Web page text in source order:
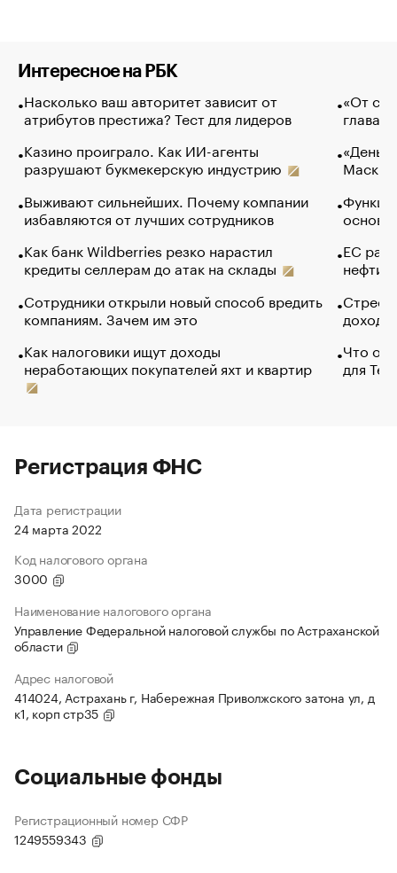
Интересное на РБК
Насколько ваш авторитет зависит от
атрибутов престижа? Тест для лидеров
Казино проиграло. Как ИИ-агенты
разрушают букмекерскую индустрию
Выживают сильнейших. Почему компании
избавляются от лучших сотрудников
Как банк Wildberries резко нарастил
кредиты селлерам до атак на склады
Сотрудники открыли новый способ вредить
компаниям. Зачем им это
Как налоговики ищут доходы
неработающих покупателей яхт и квартир
«От
глава
Маск в
основ
ЕС
нефти
Что
для
Регистрация ФНС
Дата регистрации
24 марта 2022
Код налогового органа
3000
Наименование налогового органа
Управление Федеральной налоговой службы по Астраханской
области
Адрес налоговой
414024, Астрахань г, Набережная Приволжского затона ул, д
к1, корп стр35
Социальные фонды
Регистрационный номер СФР
1249559343